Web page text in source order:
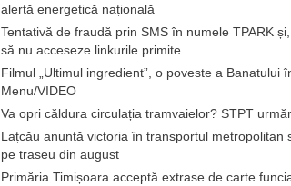
alertă energetică națională
Tentativă de fraudă prin SMS în numele TPARK
să nu acceseze linkurile primite
Filmul „Ultimul ingredient”, o poveste a Banatului
Menu/VIDEO
Va opri căldura circulația tramvaielor? STPT
Lațcău anunță victoria în transportul metropolitan
pe traseu din august
Primăria Timișoara acceptă extrase de carte